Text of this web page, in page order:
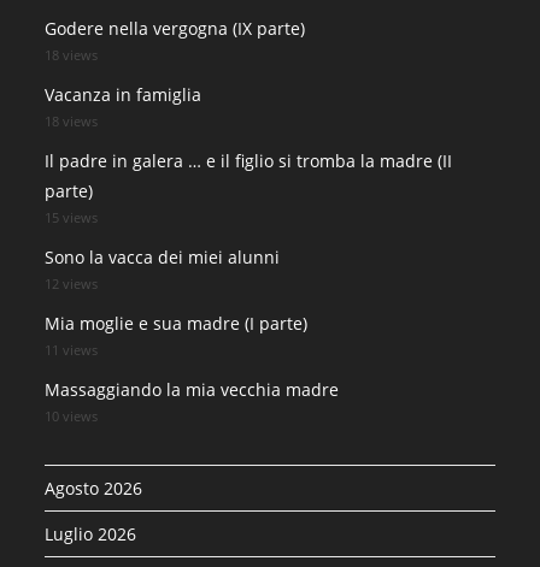
Godere nella vergogna (IX parte)
18 views
Vacanza in famiglia
18 views
Il padre in galera … e il figlio si tromba la madre (II
parte)
15 views
Sono la vacca dei miei alunni
12 views
Mia moglie e sua madre (I parte)
11 views
Massaggiando la mia vecchia madre
10 views
Agosto 2026
Luglio 2026